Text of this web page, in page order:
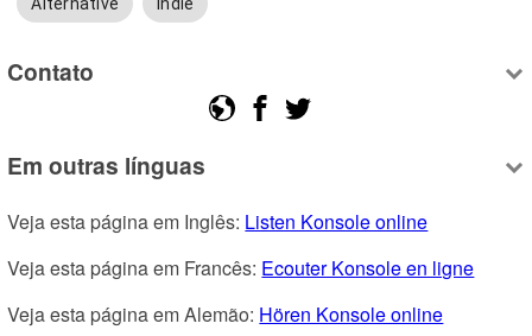
Alternative Indie
Contato
Em outras línguas
Veja esta página em Inglês: Listen Konsole online
Veja esta página em Francês: Ecouter Konsole en ligne
Veja esta página em Alemão: Hören Konsole online